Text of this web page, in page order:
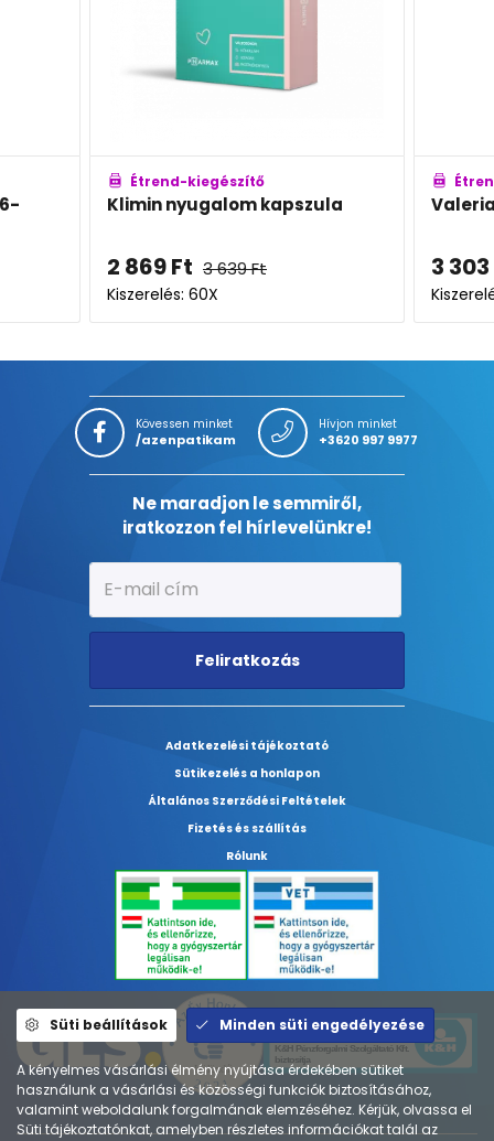
Étrend-kiegészítő
Valeriana Night Forte kapszula
3 303Ft-tól
Kiszerelés: 30X-60X
Kövessen minket
/azenpatikam
Hívjon minket
+3620 997 9977
Ne maradjon le semmiről,
iratkozzon fel hírlevelünkre!
Feliratkozás
Adatkezelési tájékoztató
Sütikezelés a honlapon
Általános Szerződési Feltételek
Fizetés és szállítás
Rólunk
Süti beállítások Minden süti engedélyezése
A kényelmes vásárlási élmény nyújtása érdekében sütiket
használunk a vásárlási és közösségi funkciók biztosításához,
valamint weboldalunk forgalmának elemzéséhez. Kérjük, olvassa el
Süti tájékoztatónkat, amelyben részletes információkat talál az